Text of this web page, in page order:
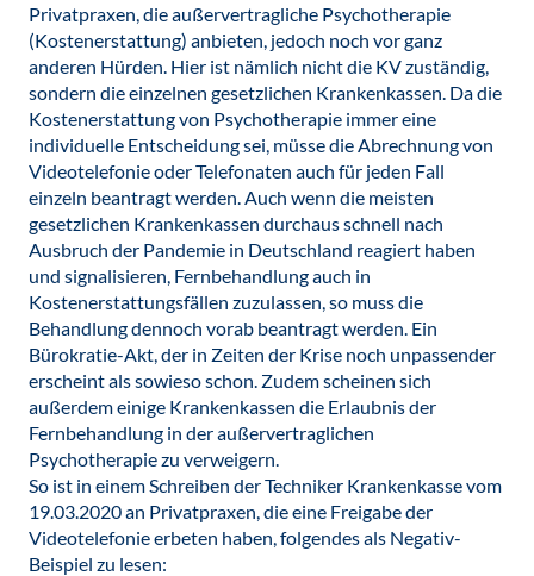
Privatpraxen, die außervertragliche Psychotherapie
(Kostenerstattung) anbieten, jedoch noch vor ganz
anderen Hürden. Hier ist nämlich nicht die KV zuständig,
sondern die einzelnen gesetzlichen Krankenkassen. Da die
Kostenerstattung von Psychotherapie immer eine
individuelle Entscheidung sei, müsse die Abrechnung von
Videotelefonie oder Telefonaten auch für jeden Fall
einzeln beantragt werden. Auch wenn die meisten
gesetzlichen Krankenkassen durchaus schnell nach
Ausbruch der Pandemie in Deutschland reagiert haben
und signalisieren, Fernbehandlung auch in
Kostenerstattungsfällen zuzulassen, so muss die
Behandlung dennoch vorab beantragt werden. Ein
Bürokratie-Akt, der in Zeiten der Krise noch unpassender
erscheint als sowieso schon. Zudem scheinen sich
außerdem einige Krankenkassen die Erlaubnis der
Fernbehandlung in der außervertraglichen
Psychotherapie zu verweigern.
So ist in einem Schreiben der Techniker Krankenkasse vom
19.03.2020 an Privatpraxen, die eine Freigabe der
Videotelefonie erbeten haben, folgendes als Negativ-
Beispiel zu lesen: